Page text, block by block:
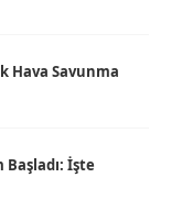
Hava Savunma
Başladı: İşte